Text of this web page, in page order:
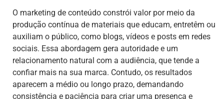
O marketing de conteúdo constrói valor por meio da
produção contínua de materiais que educam, entretêm ou
auxiliam o público, como blogs, vídeos e posts em redes
sociais. Essa abordagem gera autoridade e um
relacionamento natural com a audiência, que tende a
confiar mais na sua marca. Contudo, os resultados
aparecem a médio ou longo prazo, demandando
consistência e paciência para criar uma presença e